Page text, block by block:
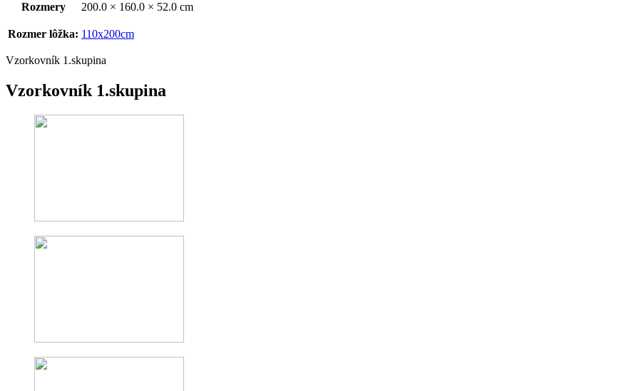
Rozmery
200.0 × 160.0 × 52.0 cm
Rozmer lôžka: 110x200cm
Vzorkovník 1.skupina
Vzorkovník 1.skupina